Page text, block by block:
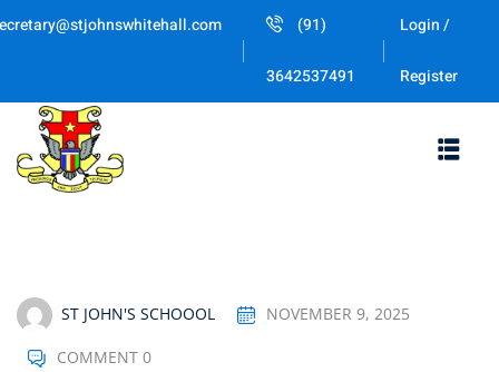
Skip
(91)
3642537491
Login /
Register
ST JOHN'S SCHOOOL NOVEMBER 9, 2025
COMMENT 0